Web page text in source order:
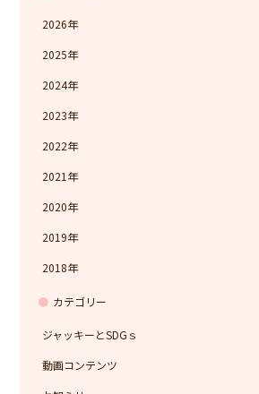
2026
2025
2024
2023
2022
2021
2020
2019
2018
カテゴリー
ジャッキーとSDGｓ
動画コンテンツ